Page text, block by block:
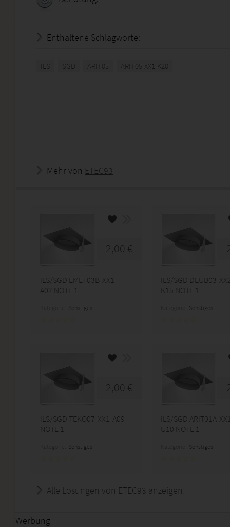
Enthaltene Schlagworte:
ILS SGD ARIT05 ARIT05-XX1-K20
Mehr von ETEC93
2,00 €
ILS/SGD EMET03B-XX1-
A02 NOTE 1
Sonstiges
ILS/SGD DEUB03-
K15 NOTE 1
Sonstiges
2,00 €
ILS/SGD TEKO07-XX1-A09
NOTE 1
Sonstiges
ILS/SGD ARIT01A-
U10 NOTE 1
Sonstiges
Alle Lösungen von ETEC93 anzeigen!
Werbung